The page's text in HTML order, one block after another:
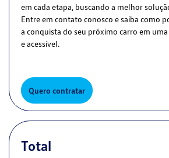
em cada etapa, buscando a melhor
Entre em contato conosco e saiba como
a conquista do seu próximo carro em
e acessível.
Quero contratar
Total